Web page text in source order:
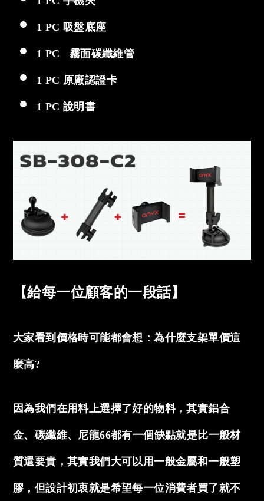
1 PC 吸盤底座
1 PC 霧面碳纖維管
1 PC 原廠認證卡
1 PC 說明書
【給每一位顧客的一段話】
大家看到價格時可能都會想：為什麼支架單價這
麼高?
因為我們在用料上選擇了好的物料，其實鋁合
金、碳纖維、尼龍66都有一個缺點就是比一般材
質還要貴，其實我們大可以用一般金屬和一般塑
膠，但設計初衷就是希望每一位消費者買了就不